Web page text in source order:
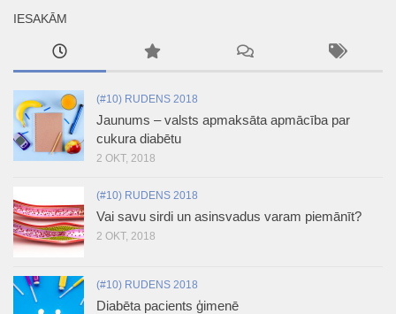
IESAKĀM
(#10) RUDENS 2018
Jaunums – valsts apmaksāta apmācība par
cukura diabētu
2 OKT, 2018
(#10) RUDENS 2018
Vai savu sirdi un asinsvadus varam piemānīt?
2 OKT, 2018
(#10) RUDENS 2018
Diabēta pacients ģimenē